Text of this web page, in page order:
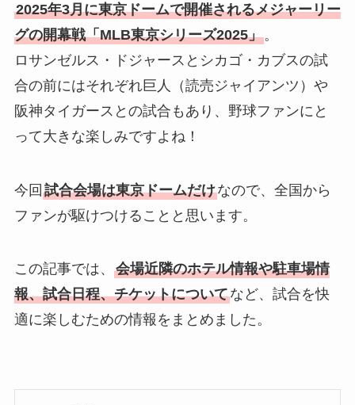
2025年3月に東京ドームで開催されるメジャーリー
グの開幕戦「MLB東京シリーズ2025」。
ロサンゼルス・ドジャースとシカゴ・カブスの試
合の前にはそれぞれ巨人（読売ジャイアンツ）や
阪神タイガースとの試合もあり、野球ファンにと
って大きな楽しみですよね！
今回 試合会場は東京ドームだけなので、全国から
ファンが駆けつけることと思います。
この記事では、 会場近隣のホテル情報や駐車場情
報、試合日程、チケットについてなど、試合を快
適に楽しむための情報をまとめました。